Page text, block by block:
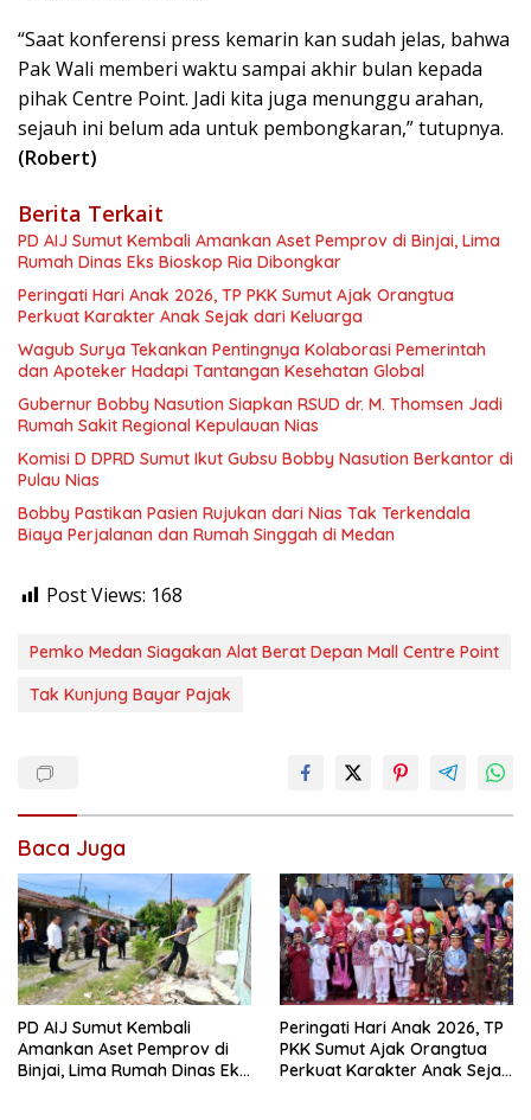
“Saat konferensi press kemarin kan sudah jelas, bahwa
Pak Wali memberi waktu sampai akhir bulan kepada
pihak Centre Point. Jadi kita juga menunggu arahan,
sejauh ini belum ada untuk pembongkaran,” tutupnya.
(Robert)
Berita Terkait
PD AIJ Sumut Kembali Amankan Aset Pemprov di Binjai, Lima
Rumah Dinas Eks Bioskop Ria Dibongkar
Peringati Hari Anak 2026, TP PKK Sumut Ajak Orangtua
Perkuat Karakter Anak Sejak dari Keluarga
Wagub Surya Tekankan Pentingnya Kolaborasi Pemerintah
dan Apoteker Hadapi Tantangan Kesehatan Global
Gubernur Bobby Nasution Siapkan RSUD dr. M. Thomsen Jadi
Rumah Sakit Regional Kepulauan Nias
Komisi D DPRD Sumut Ikut Gubsu Bobby Nasution Berkantor di
Pulau Nias
Bobby Pastikan Pasien Rujukan dari Nias Tak Terkendala
Biaya Perjalanan dan Rumah Singgah di Medan
Post Views: 168
Pemko Medan Siagakan Alat Berat Depan Mall Centre Point
Tak Kunjung Bayar Pajak
Baca Juga
PD AIJ Sumut Kembali
Amankan Aset Pemprov di
Binjai, Lima Rumah Dinas Eks
Peringati Hari Anak 2026, TP
PKK Sumut Ajak Orangtua
Perkuat Karakter Anak Sejak